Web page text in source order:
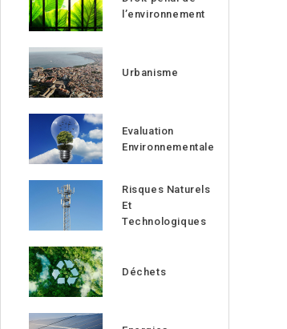
l’environnement
Urbanisme
Evaluation
Environnementale
Risques Naturels
Et
Technologiques
Déchets